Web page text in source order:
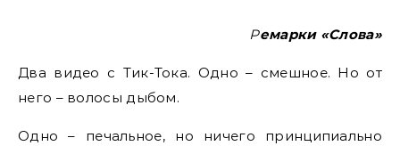
Ремарки «Слова»
Два видео с Тик-Тока. Одно – смешное. Но от
него – волосы дыбом.
Одно – печальное, но ничего принципиально